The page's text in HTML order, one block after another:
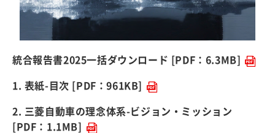
統合報告書2025一括ダウンロード [PDF：6.3MB]
1. 表紙-目次 [PDF：961KB]
2. 三菱自動車の理念体系-ビジョン・ミッション
[PDF：1.1MB]